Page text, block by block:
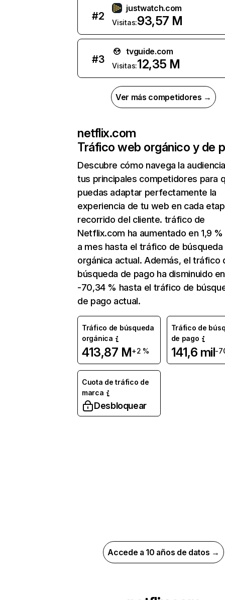
#2
justwatch.com
Visitas:93,57 M
#3
tvguide.com
Visitas:12,35 M
Ver más competidores →
netflix.com
Tráfico web orgánico y de
Descubre cómo navega la
tus principales competidores para
puedas adaptar perfectamente la
experiencia de tu web en cada
recorrido del cliente. tráfico de
Netflix.com ha aumentado en 1,9
a mes hasta el tráfico de búsqueda
orgánica actual. Además, el tráfico
búsqueda de pago ha disminuido en
-70,34 % hasta el tráfico de
de pago actual.
Tráfico de búsqueda
orgánica
413,87 M+2 %
Tráfico de
de pago
141,6 mil-
Cuota de tráfico de
marca
Desbloquear
Accede a 10 años de datos →